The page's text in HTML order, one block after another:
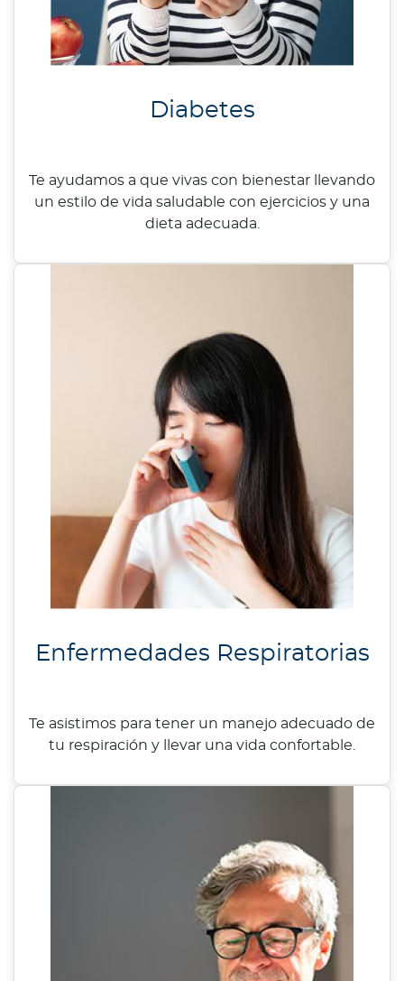
Diabetes
Te ayudamos a que vivas con bienestar llevando
un estilo de vida saludable con ejercicios y una
dieta adecuada.
Enfermedades Respiratorias
Te asistimos para tener un manejo adecuado de
tu respiración y llevar una vida confortable.